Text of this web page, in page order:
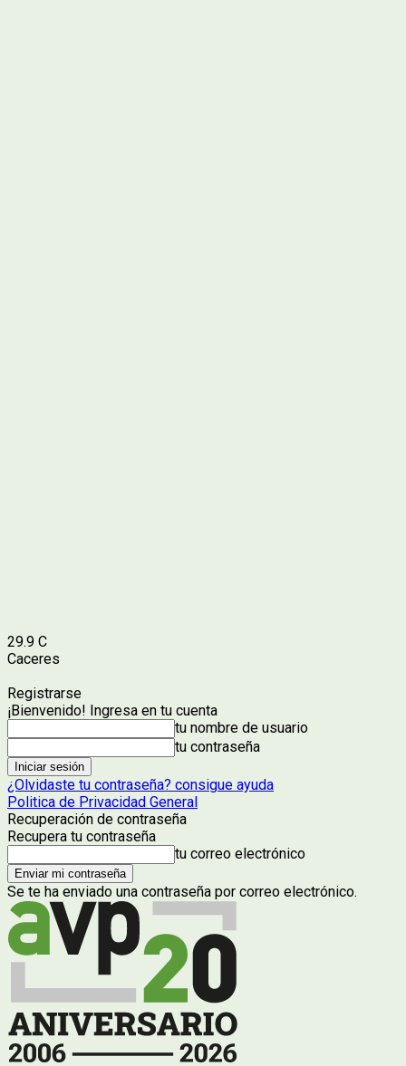
29.9 C
Caceres
Registrarse
¡Bienvenido! Ingresa en tu cuenta
tu nombre de usuario
tu contraseña
¿Olvidaste tu contraseña? consigue ayuda
Politica de Privacidad General
Recuperación de contraseña
Recupera tu contraseña
tu correo electrónico
Se te ha enviado una contraseña por correo electrónico.